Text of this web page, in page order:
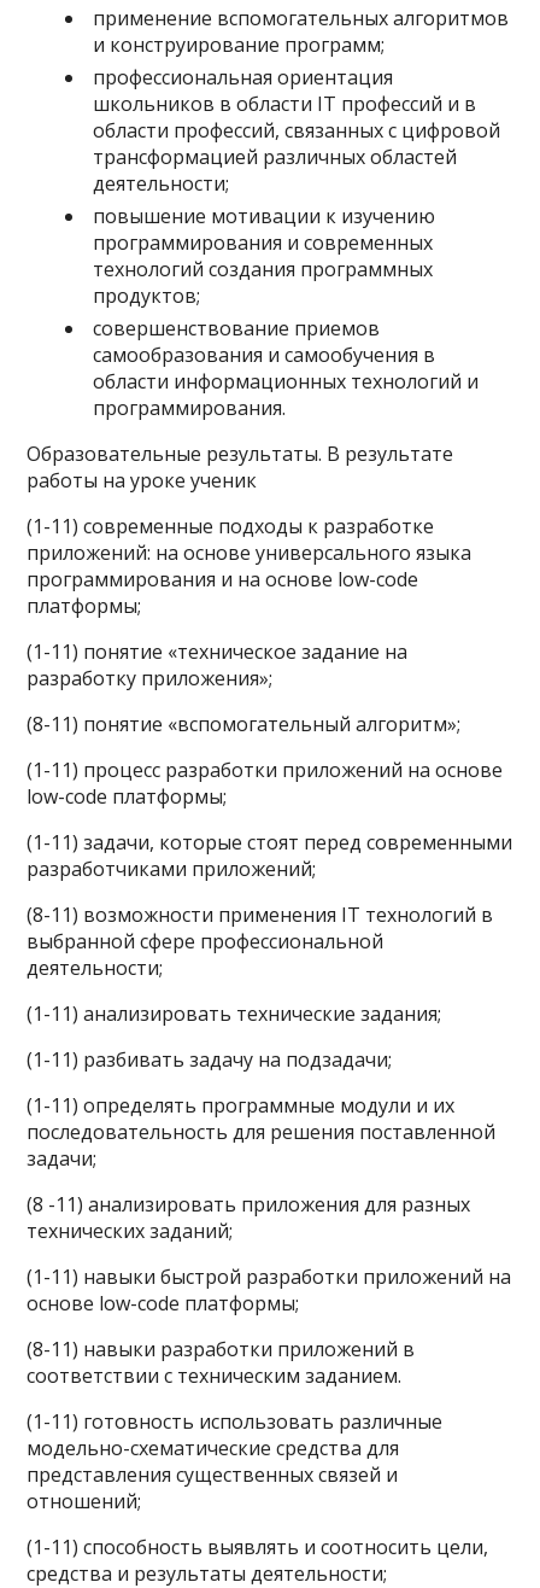
применение вспомогательных алгоритмов
и конструирование программ;
профессиональная ориентация
школьников в области IT профессий и в
области профессий, связанных с цифровой
трансформацией различных областей
деятельности;
повышение мотивации к изучению
программирования и современных
технологий создания программных
продуктов;
совершенствование приемов
самообразования и самообучения в
области информационных технологий и
программирования.
Образовательные результаты. В результате
работы на уроке ученик
(1-11) современные подходы к разработке
приложений: на основе универсального языка
программирования и на основе low-code
платформы;
(1-11) понятие «техническое задание на
разработку приложения»;
(8-11) понятие «вспомогательный алгоритм»;
(1-11) процесс разработки приложений на основе
low-code платформы;
(1-11) задачи, которые стоят перед современными
разработчиками приложений;
(8-11) возможности применения IT технологий в
выбранной сфере профессиональной
деятельности;
(1-11) анализировать технические задания;
(1-11) разбивать задачу на подзадачи;
(1-11) определять программные модули и их
последовательность для решения поставленной
задачи;
(8 -11) анализировать приложения для разных
технических заданий;
(1-11) навыки быстрой разработки приложений на
основе low-code платформы;
(8-11) навыки разработки приложений в
соответствии с техническим заданием.
(1-11) готовность использовать различные
модельно-схематические средства для
представления существенных связей и
отношений;
(1-11) способность выявлять и соотносить цели,
средства и результаты деятельности;